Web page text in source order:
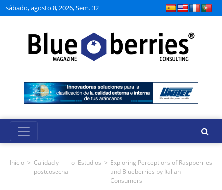
sábado, agosto 8, 2026, Sem. 32
Inicio > Calidad y
postcosecha
o Estudios > Exploring Perceptions of Raspberries
and Blueberries by Italian
Consumers